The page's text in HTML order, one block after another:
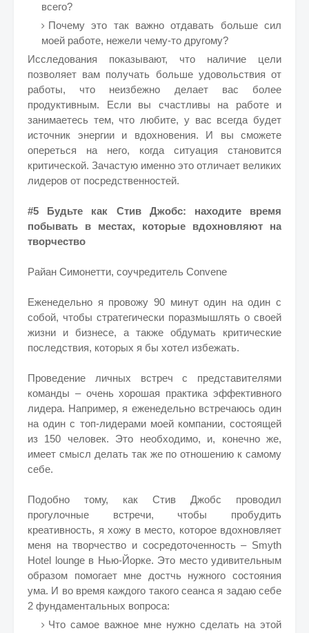
всего?
Почему это так важно отдавать больше сил
моей работе, нежели чему-то другому?
Исследования показывают, что наличие цели
позволяет вам получать больше удовольствия от
работы, что неизбежно делает вас более
продуктивным. Если вы счастливы на работе и
занимаетесь тем, что любите, у вас всегда будет
источник энергии и вдохновения. И вы сможете
опереться на него, когда ситуация становится
критической. Зачастую именно это отличает великих
лидеров от посредственностей.
#5 Будьте как Стив Джобс: находите время
побывать в местах, которые вдохновляют на
творчество
Райан Симонетти, соучредитель Convene
Еженедельно я провожу 90 минут один на один с
собой, чтобы стратегически поразмышлять о своей
жизни и бизнесе, а также обдумать критические
последствия, которых я бы хотел избежать.
Проведение личных встреч с представителями
команды – очень хорошая практика эффективного
лидера. Например, я еженедельно встречаюсь один
на один с топ-лидерами моей компании, состоящей
из 150 человек. Это необходимо, и, конечно же,
имеет смысл делать так же по отношению к самому
себе.
Подобно тому, как Стив Джобс проводил
прогулочные встречи, чтобы пробудить
креативность, я хожу в место, которое вдохновляет
меня на творчество и сосредоточенность – Smyth
Hotel lounge в Нью-Йорке. Это место удивительным
образом помогает мне достчь нужного состояния
ума. И во время каждого такого сеанса я задаю себе
2 фундаментальных вопроса:
Что самое важное мне нужно сделать на этой